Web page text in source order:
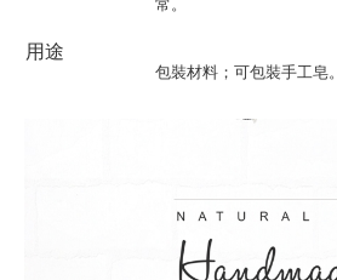
常。
用途
包裝材料；可包裝手工皂。